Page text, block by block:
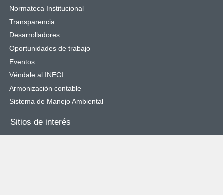
Normateca Institucional
Transparencia
Desarrolladores
Oportunidades de trabajo
Eventos
Véndale al INEGI
Armonización contable
Sistema de Manejo Ambiental
Sitios de interés
SNIEG